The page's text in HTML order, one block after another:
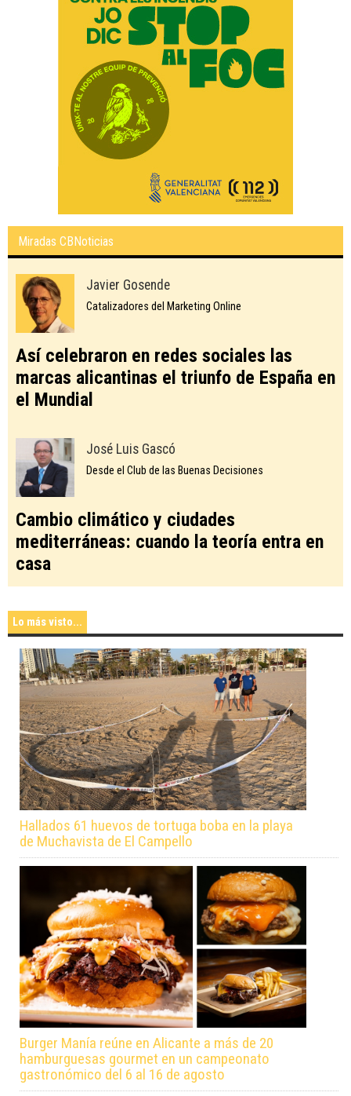
Miradas CBNoticias
Javier Gosende
Catalizadores del Marketing Online
Así celebraron en redes sociales las
marcas alicantinas el triunfo de España en
el Mundial
José Luis Gascó
Desde el Club de las Buenas Decisiones
Cambio climático y ciudades
mediterráneas: cuando la teoría entra en
casa
Lo más visto...
Hallados 61 huevos de tortuga boba en la playa
de Muchavista de El Campello
Burger Manía reúne en Alicante a más de 20
hamburguesas gourmet en un campeonato
gastronómico del 6 al 16 de agosto